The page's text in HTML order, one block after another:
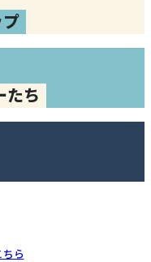
たち
ちら